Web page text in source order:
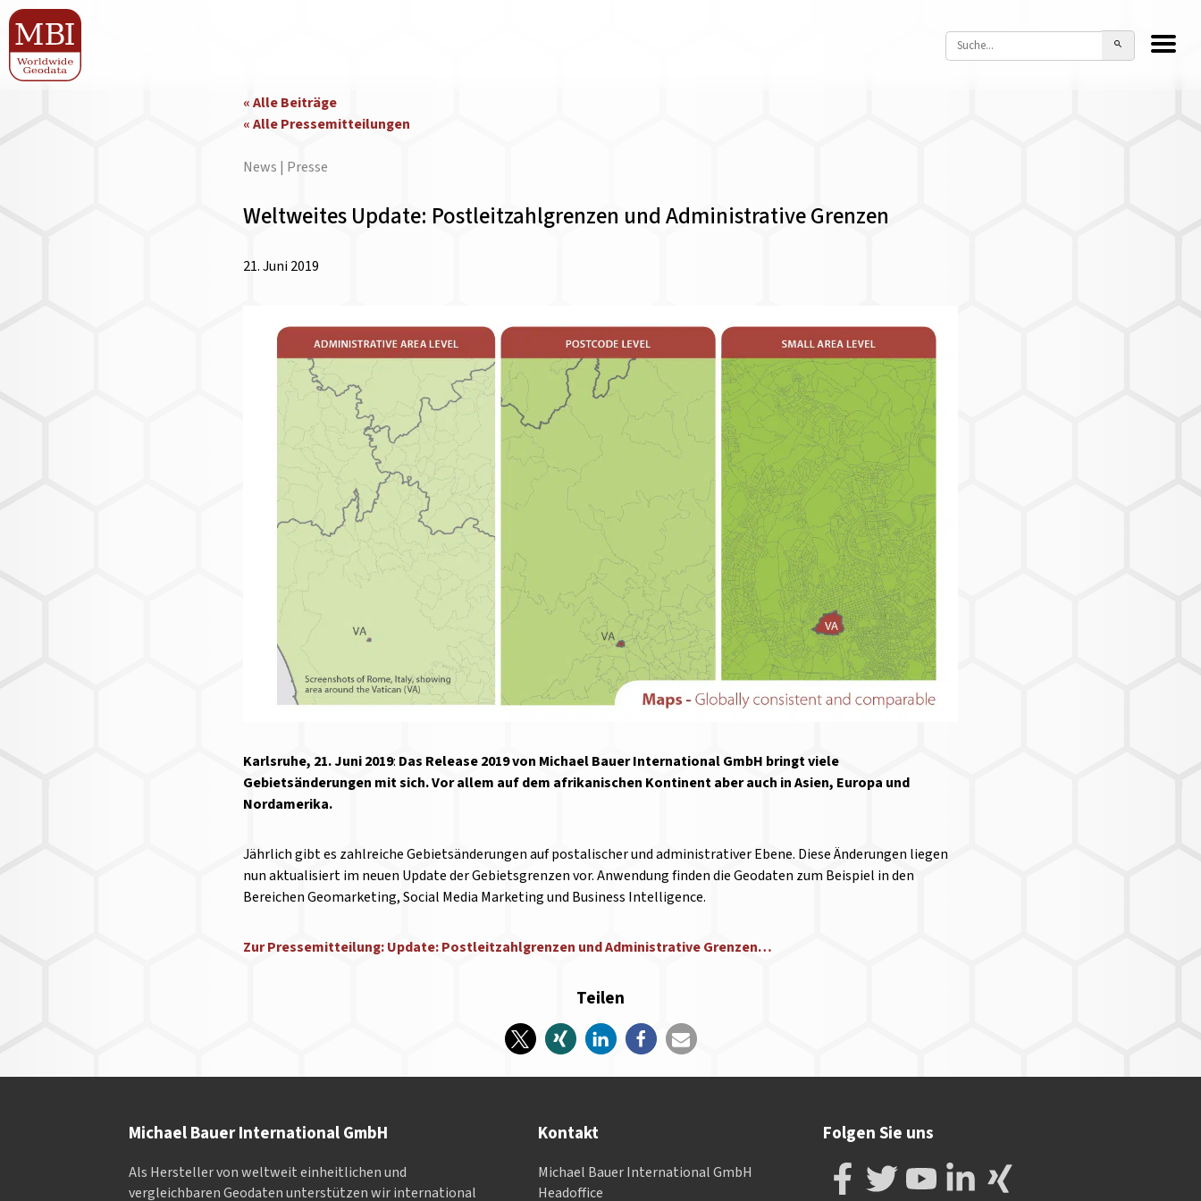
« Alle Beiträge
« Alle Pressemitteilungen
News | Presse
Weltweites Update: Postleitzahlgrenzen und Administrative Grenzen
21. Juni 2019
Karlsruhe, 21. Juni 2019: Das Release 2019 von Michael Bauer International GmbH bringt viele
Gebietsänderungen mit sich. Vor allem auf dem afrikanischen Kontinent aber auch in Asien, Europa und
Nordamerika.
Jährlich gibt es zahlreiche Gebietsänderungen auf postalischer und administrativer Ebene. Diese Änderungen liegen
nun aktualisiert im neuen Update der Gebietsgrenzen vor. Anwendung finden die Geodaten zum Beispiel in den
Bereichen Geomarketing, Social Media Marketing und Business Intelligence.
Zur Pressemitteilung: Update: Postleitzahlgrenzen und Administrative Grenzen…
Teilen
Michael Bauer International GmbH
Als Hersteller von weltweit einheitlichen und
vergleichbaren Geodaten un­ter­stüt­zen wir in­ter­na­tional
Kontakt
Michael Bauer International GmbH
Headoffice
Folgen Sie uns